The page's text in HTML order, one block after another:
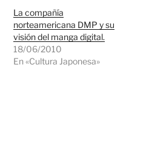
La compañía
norteamericana DMP y su
visión del manga digital.
18/06/2010
En «Cultura Japonesa»